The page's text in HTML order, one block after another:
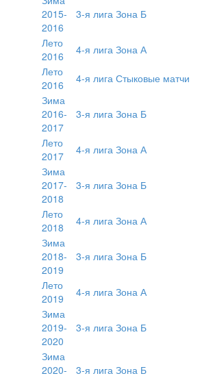
2015-
2016
3-я лига Зона Б
Лето
2016
4-я лига Зона А
Лето
2016
4-я лига Стыковые матчи
Зима
2016-
2017
3-я лига Зона Б
Лето
2017
4-я лига Зона А
Зима
2017-
2018
3-я лига Зона Б
Лето
2018
4-я лига Зона А
Зима
2018-
2019
3-я лига Зона Б
Лето
2019
4-я лига Зона А
Зима
2019-
2020
3-я лига Зона Б
Зима
2020-
3-я лига Зона Б